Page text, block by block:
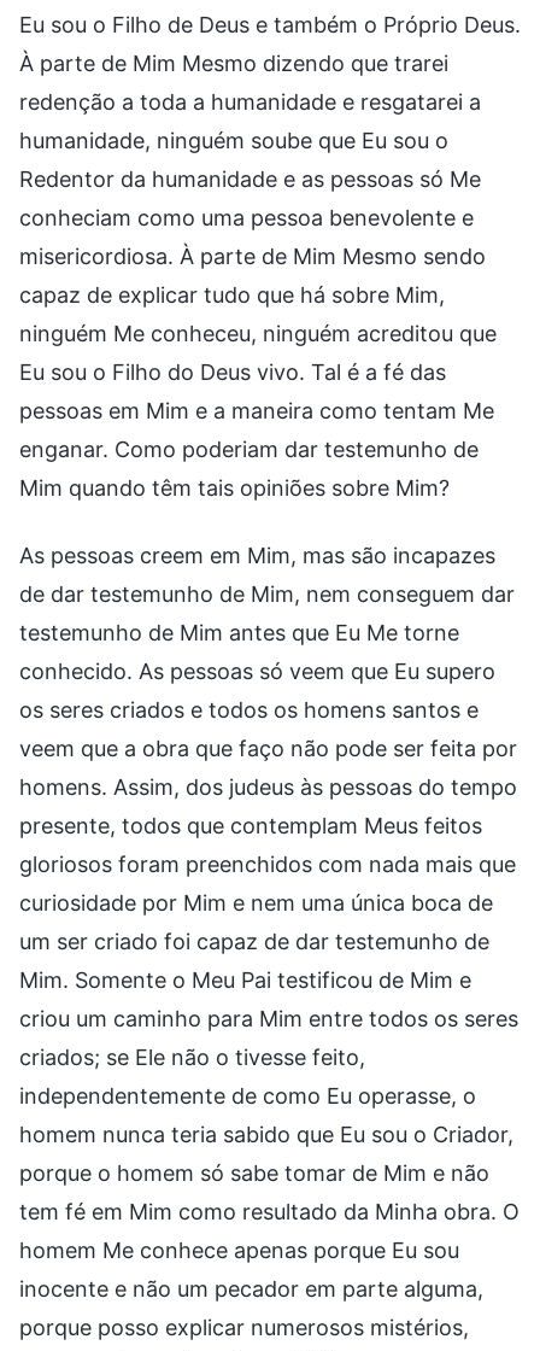
Eu sou o Filho de Deus e também o Próprio Deus.
À parte de Mim Mesmo dizendo que trarei
redenção a toda a humanidade e resgatarei a
humanidade, ninguém soube que Eu sou o
Redentor da humanidade e as pessoas só Me
conheciam como uma pessoa benevolente e
misericordiosa. À parte de Mim Mesmo sendo
capaz de explicar tudo que há sobre Mim,
ninguém Me conheceu, ninguém acreditou que
Eu sou o Filho do Deus vivo. Tal é a fé das
pessoas em Mim e a maneira como tentam Me
enganar. Como poderiam dar testemunho de
Mim quando têm tais opiniões sobre Mim?
As pessoas creem em Mim, mas são incapazes
de dar testemunho de Mim, nem conseguem dar
testemunho de Mim antes que Eu Me torne
conhecido. As pessoas só veem que Eu supero
os seres criados e todos os homens santos e
veem que a obra que faço não pode ser feita por
homens. Assim, dos judeus às pessoas do tempo
presente, todos que contemplam Meus feitos
gloriosos foram preenchidos com nada mais que
curiosidade por Mim e nem uma única boca de
um ser criado foi capaz de dar testemunho de
Mim. Somente o Meu Pai testificou de Mim e
criou um caminho para Mim entre todos os seres
criados; se Ele não o tivesse feito,
independentemente de como Eu operasse, o
homem nunca teria sabido que Eu sou o Criador,
porque o homem só sabe tomar de Mim e não
tem fé em Mim como resultado da Minha obra. O
homem Me conhece apenas porque Eu sou
inocente e não um pecador em parte alguma,
porque posso explicar numerosos mistérios,